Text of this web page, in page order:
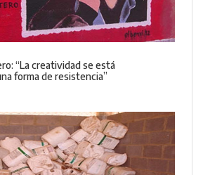
“La creatividad se está
forma de resistencia”